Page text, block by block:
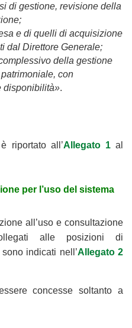
di gestione, revisione della
e di quelli di acquisizione
dal Direttore Generale;
della gestione
con
disponibilità».
è riportato all’Allegato 1al
per l’uso del sistema
all’uso e consultazione
alle posizioni di
indicati nell’Allegato 2
concesse soltanto a